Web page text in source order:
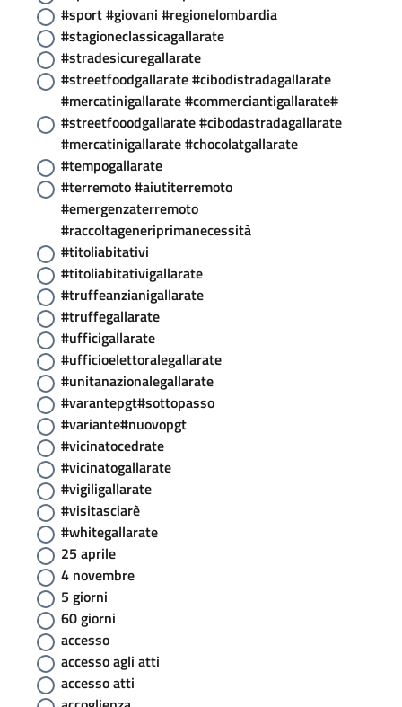
#sport #giovani #regionelombardia
#stagioneclassicagallarate
#stradesicuregallarate
#streetfoodgallarate #cibodistradagallarate
#mercatinigallarate #commerciantigallarate#
#streetfooodgallarate #cibodastradagallarate
#mercatinigallarate #chocolatgallarate
#tempogallarate
#terremoto #aiutiterremoto
#emergenzaterremoto
#raccoltageneriprimanecessità
#titoliabitativi
#titoliabitativigallarate
#truffeanzianigallarate
#truffegallarate
#ufficigallarate
#ufficioelettoralegallarate
#unitanazionalegallarate
#varantepgt#sottopasso
#variante#nuovopgt
#vicinatocedrate
#vicinatogallarate
#vigiligallarate
#visitasciarè
#whitegallarate
25 aprile
4 novembre
5 giorni
60 giorni
accesso
accesso agli atti
accesso atti